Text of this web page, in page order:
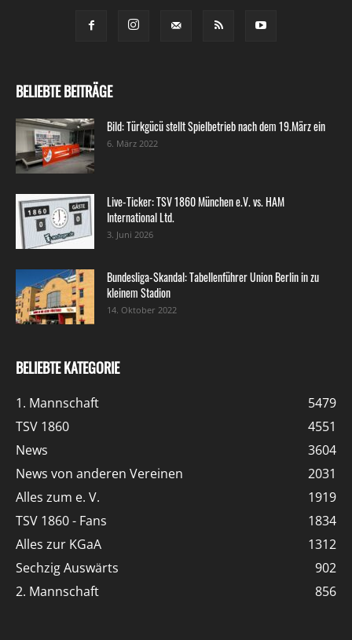
BELIEBTE BEITRÄGE
Bild: Türkgücü stellt Spielbetrieb nach dem 19.März ein
6. März 2022
Live-Ticker: TSV 1860 München e.V. vs. HAM
International Ltd.
3. Juni 2026
Bundesliga-Skandal: Tabellenführer Union Berlin in zu
kleinem Stadion
14. Oktober 2022
BELIEBTE KATEGORIE
1. Mannschaft
5479
TSV 1860
4551
News
3604
News von anderen Vereinen
2031
Alles zum e. V.
1919
TSV 1860 - Fans
1834
Alles zur KGaA
1312
Sechzig Auswärts
902
2. Mannschaft
856